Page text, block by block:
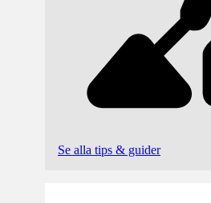
Se alla tips & guider